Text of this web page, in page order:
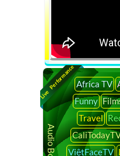
Live PerformanceAfrica TV
Funny
Travel
ViệtFaceTV